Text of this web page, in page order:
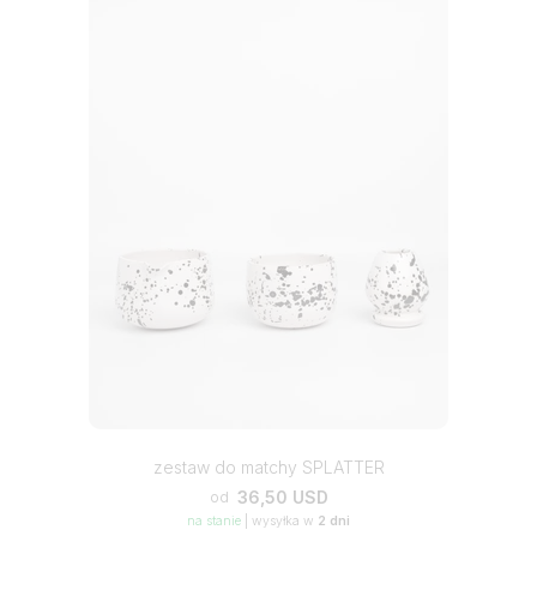
zestaw do matchy SPLATTER
od 36,50 USD
na stanie wysyłka w 2 dni